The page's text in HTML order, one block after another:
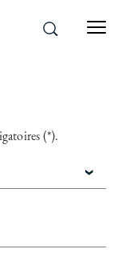
(*).